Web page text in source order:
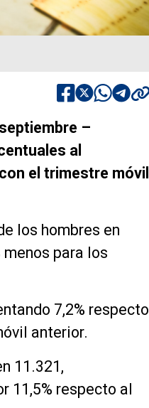
–
al
el trimestre móvil
los hombres en
menos para los
7,2% respecto
anterior.
11.321,
11,5% respecto al